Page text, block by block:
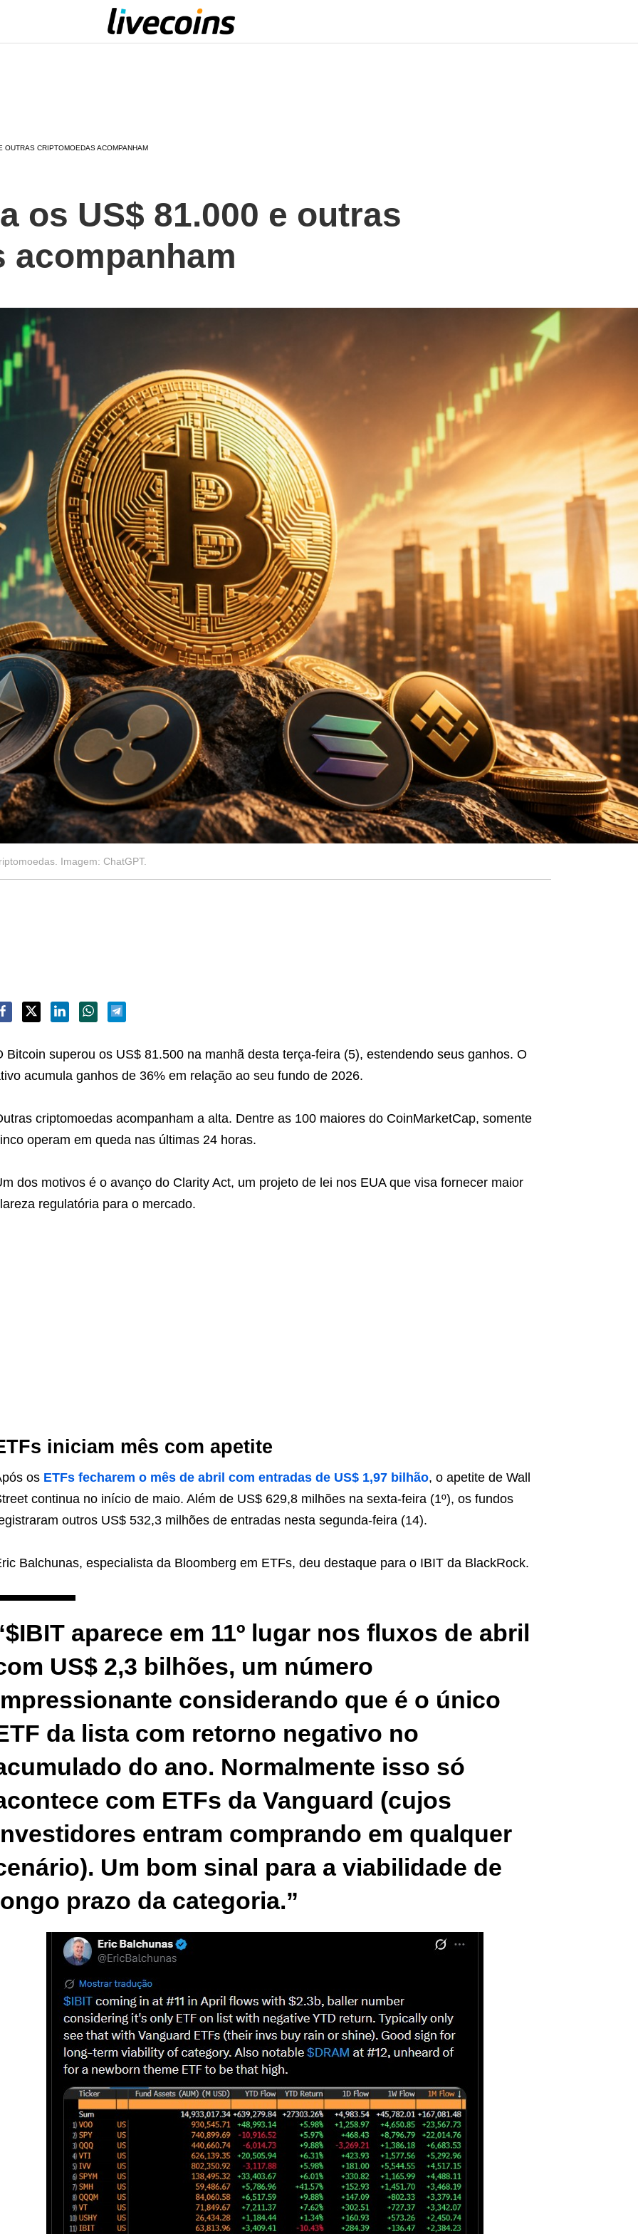
CRIPTOMOEDAS ACOMPANHAM
os US$ 81.000 e outras
acompanham
Imagem: ChatGPT.
Bitcoin superou os US$ 81.500 na manhã desta terça-feira (5), estendendo seus ganhos. O
acumula ganhos de 36% em relação ao seu fundo de 2026.
criptomoedas acompanham a alta. Dentre as 100 maiores do CoinMarketCap, somente
operam em queda nas últimas 24 horas.
dos motivos é o avanço do Clarity Act, um projeto de lei nos EUA que visa fornecer maior
regulatória para o mercado.
iniciam mês com apetite
os ETFs fecharem o mês de abril com entradas de US$ 1,97 bilhão, o apetite de Wall
continua no início de maio. Além de US$ 629,8 milhões na sexta-feira (1º), os fundos
outros US$ 532,3 milhões de entradas nesta segunda-feira (14).
Balchunas, especialista da Bloomberg em ETFs, deu destaque para o IBIT da BlackRock.
aparece em 11º lugar nos fluxos de abril
US$ 2,3 bilhões, um número
considerando que é o único
da lista com retorno negativo no
do ano. Normalmente isso só
com ETFs da Vanguard (cujos
entram comprando em qualquer
Um bom sinal para a viabilidade de
prazo da categoria.”